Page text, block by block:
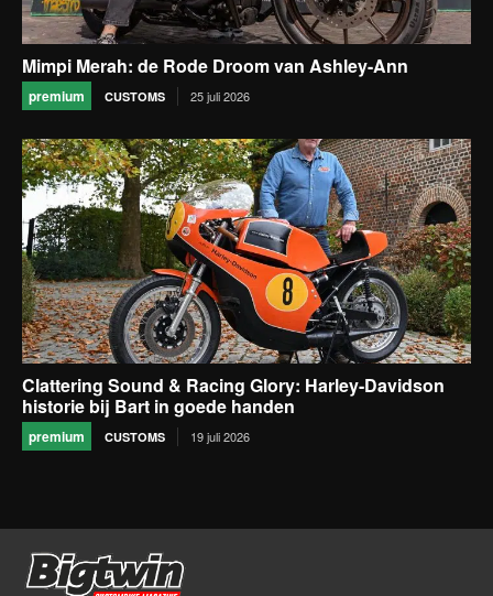
Mimpi Merah: de Rode Droom van Ashley-Ann
premium CUSTOMS 25 juli 2026
Clattering Sound & Racing Glory: Harley-Davidson
historie bij Bart in goede handen
premium CUSTOMS 19 juli 2026